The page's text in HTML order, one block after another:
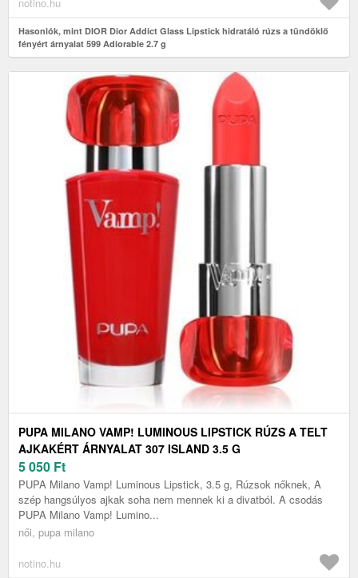
notino.hu
Hasonlók, mint DIOR Dior Addict Glass Lipstick hidratáló rúzs a tündöklő
fényért árnyalat 599 Adiorable 2.7 g
PUPA MILANO VAMP! LUMINOUS LIPSTICK RÚZS A TELT
AJKAKÉRT ÁRNYALAT 307 ISLAND 3.5 G
5 050 Ft
PUPA Milano Vamp! Luminous Lipstick, 3.5 g, Rúzsok nőknek, A
szép hangsúlyos ajkak soha nem mennek ki a divatból. A csodás
PUPA Milano Vamp! Lumino...
női, pupa milano
notino.hu